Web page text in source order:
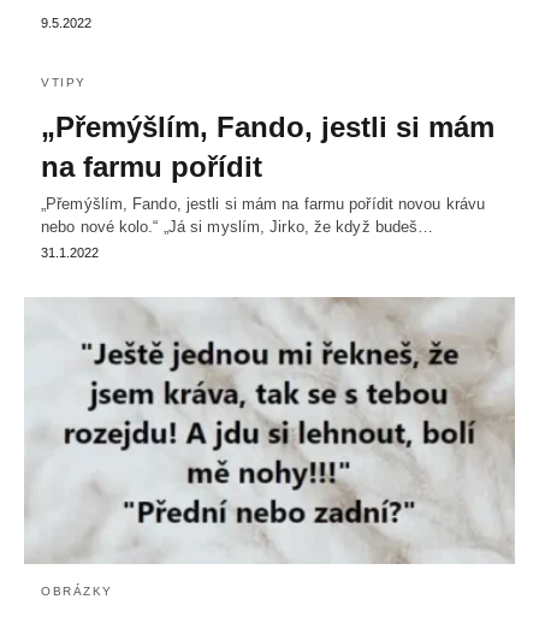
9.5.2022
VTIPY
„Přemýšlím, Fando, jestli si mám
na farmu pořídit
„Přemýšlím, Fando, jestli si mám na farmu pořídit novou krávu
nebo nové kolo.“ „Já si myslím, Jirko, že když budeš…
31.1.2022
OBRÁZKY